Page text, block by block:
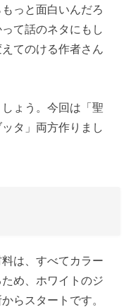
っと面白いんだろ
て話のネタにもし
てのける作者さん
ょう。今回は「聖
タ」両方作りまし
は、すべてカラー
め、ホワイトのジ
らスタートです。